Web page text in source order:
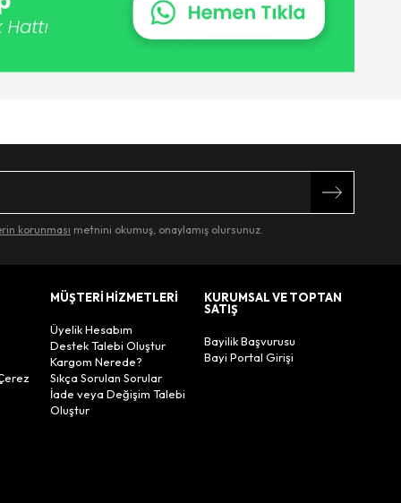
korunması metnini okumuş, onaylamış olursunuz.
MÜŞTERİ HİZMETLERİ
Üyelik Hesabım
Destek Talebi Oluştur
Kargom Nerede?
Sıkça Sorulan Sorular
İade veya Değişim Talebi
Oluştur
KURUMSAL VE TOPTAN
SATIŞ
Bayilik Başvurusu
Bayi Portal Girişi